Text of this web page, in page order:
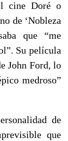
cine Doré o
de ‘Nobleza
que “me
Su película
John Ford, lo
medroso”
de
que